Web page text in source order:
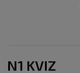
N1 KVIZ